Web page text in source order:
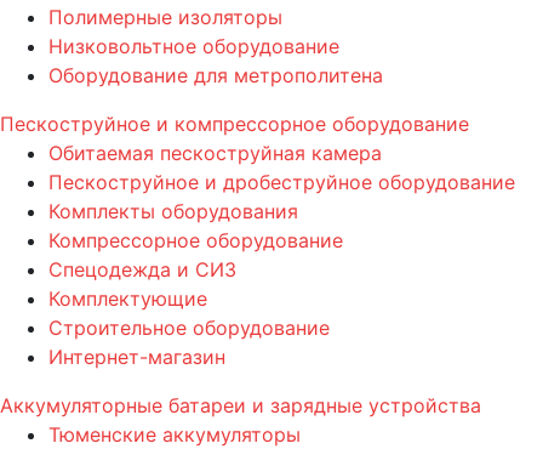
Полимерные изоляторы
Низковольтное оборудование
Оборудование для метрополитена
Пескоструйное и компрессорное оборудование
Обитаемая пескоструйная камера
Пескоструйное и дробеструйное оборудование
Комплекты оборудования
Компрессорное оборудование
Спецодежда и СИЗ
Комплектующие
Строительное оборудование
Интернет-магазин
Аккумуляторные батареи и зарядные устройства
Тюменские аккумуляторы